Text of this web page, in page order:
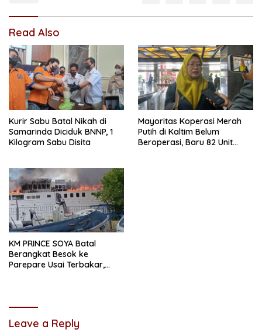
Read Also
Kurir Sabu Batal Nikah di
Samarinda Diciduk BNNP, 1
Kilogram Sabu Disita
Mayoritas Koperasi Merah
Putih di Kaltim Belum
Beroperasi, Baru 82 Unit
KM PRINCE SOYA Batal
Berangkat Besok ke
Parepare Usai Terbakar,
Leave a Reply